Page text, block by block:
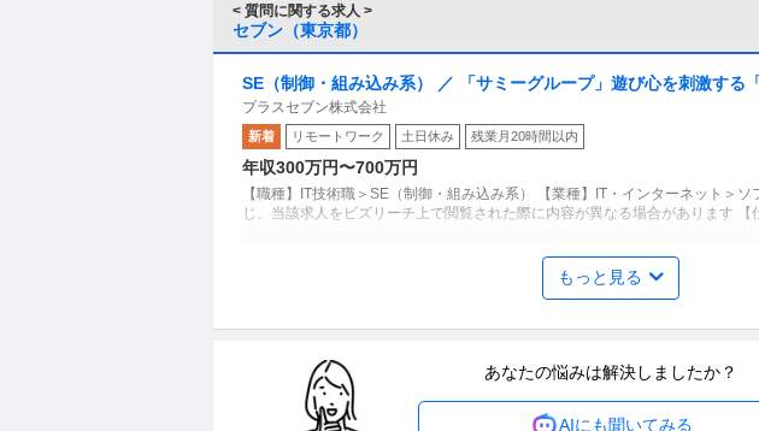
< 質問に関する求人 >
セブン（東京都）
SE（制御・組み込み系） ／ 「サミーグループ」遊び心を刺激する
／平均残業月10h・年休126日・上流から関わる裁量
プラスセブン株式会社
新着 リモートワーク 土日休み 残業月20時間以内
年収300万円〜700万円
【職種】IT技術職＞SE（制御・組み込み系） 【業種】IT・インターネット＞
じ、当該求人をビズリーチ上で閲覧された際に内容が異なる場合があります 【
年収450万円〜650万円
自社ブランドの広報・SNS運用担当／週2日リモート可／マーケ×デザイン企業
デックス - 【起業経験者が社員の15%】広義のマーケティングで事業・組織成長
もっと見る
あなたの悩みは解決しましたか？
AIにも聞いてみる